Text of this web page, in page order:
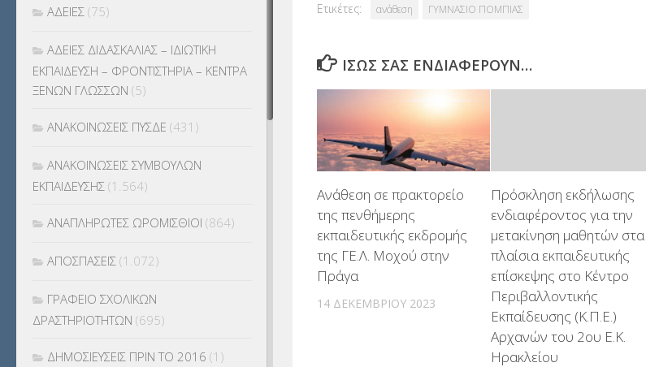
Ετικέτες: ανάθεση ΓΥΜΝΑΣΙΟ ΠΟΜΠΙΑΣ
ΊΣΩΣ ΣΑΣ ΕΝΔΙΑΦΈΡΟΥΝ…
Aνάθεση σε πρακτορείο
της πενθήμερης
εκπαιδευτικής εκδρομής
της ΓΕ.Λ. Μοχού στην
Πράγα
14 ΔΕΚΕΜΒΡΊΟΥ 2023
Πρόσκληση εκδήλωσης
ενδιαφέροντος για την
μετακίνηση μαθητών στα
πλαίσια εκπαιδευτικής
επίσκεψης στο Κέντρο
Περιβαλλοντικής
Εκπαίδευσης (Κ.Π.Ε.)
Αρχανών του 2ου Ε.Κ.
Ηρακλείου
ΑΔΕΙΕΣ (75)
ΑΔΕΙΕΣ ΔΙΔΑΣΚΑΛΙΑΣ – ΙΔΙΩΤΙΚΗ
ΕΚΠΑΙΔΕΥΣΗ – ΦΡΟΝΤΙΣΤΗΡΙΑ – ΚΕΝΤΡΑ
ΞΕΝΩΝ ΓΛΩΣΣΩΝ (5)
ΑΝΑΚΟΙΝΩΣΕΙΣ ΠΥΣΔΕ (431)
ΑΝΑΚΟΙΝΩΣΕΙΣ ΣΥΜΒΟΥΛΩΝ
ΕΚΠΑΙΔΕΥΣΗΣ (1.564)
ΑΝΑΠΛΗΡΩΤΕΣ ΩΡΟΜΙΣΘΙΟΙ (864)
ΑΠΟΣΠΑΣΕΙΣ (1.072)
ΓΡΑΦΕΙΟ ΣΧΟΛΙΚΩΝ
ΔΡΑΣΤΗΡΙΟΤΗΤΩΝ (695)
ΔΗΜΟΣΙΕΥΣΕΙΣ ΠΡΙΝ ΤΟ 2016 (1)